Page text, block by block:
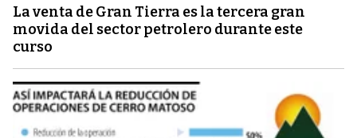
La venta de Gran Tierra es la tercera gran
movida del sector petrolero durante este
curso